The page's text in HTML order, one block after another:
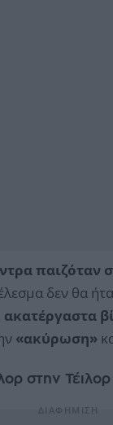
παιζόταν
δεν θα
ακατέργαστα
«ακύρωση»
στην